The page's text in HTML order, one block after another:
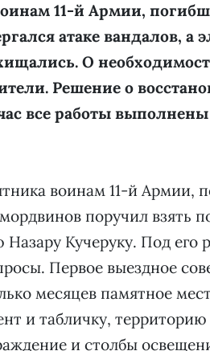
11-й Армии,
атаке вандалов, а
О
Решение о
все работы
воинам 11-й Армии,
поручил взять
Назару Кучеруку. Под
Первое выездное
месяцев памятное
и табличку,
и столбы